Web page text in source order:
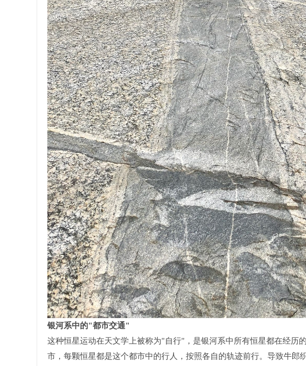
银河系中的"都市交通"
这种恒星运动在天文学上被称为"自行"，是银河系中所有恒星都在经历
市，每颗恒星都是这个都市中的行人，按照各自的轨迹前行。导致牛郎